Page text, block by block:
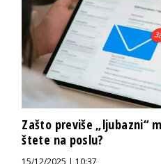
Zašto previše „ljubazni“
štete na poslu?
15/12/2025 | 10:37